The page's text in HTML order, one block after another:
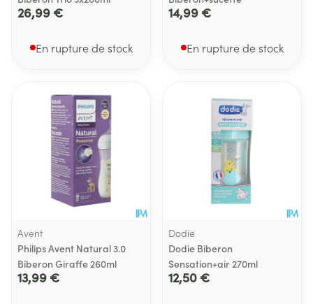
26,99 €
En rupture de stock
14,99 €
En rupture de stock
Avent
Philips Avent Natural 3.0
Biberon Giraffe 260ml
13,99 €
Dodie
Dodie Biberon
Sensation+air 270ml
12,50 €